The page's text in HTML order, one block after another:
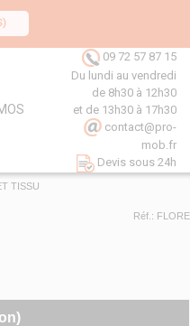
09 72 57 87 15
Du lundi au vendredi
de 8h30 à 12h30
et de 13h30 à 17h30
contact@pro-
mob.fr
Devis sous 24h
TISSU
Réf.: FLORE